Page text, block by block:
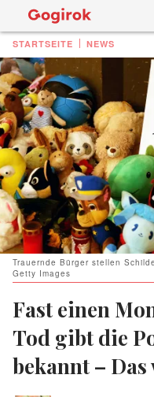
STARTSEITE NEWS
Trauernde Bürger stellen
Getty Images
Fast einen
Tod gibt die
bekannt – Das